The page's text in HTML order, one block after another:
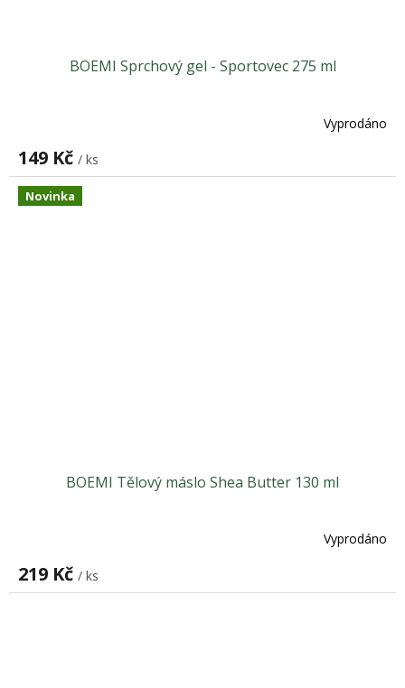
BOEMI Sprchový gel - Sportovec 275 ml
Vyprodáno
149 Kč / ks
Novinka
BOEMI Tělový máslo Shea Butter 130 ml
Vyprodáno
219 Kč / ks